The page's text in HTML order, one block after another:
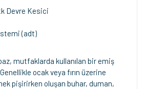
Devre Kesici
(adt)
mutfaklarda kullanılan bir emiş
ocak veya fırın üzerine
pişirirken oluşan buhar, duman,